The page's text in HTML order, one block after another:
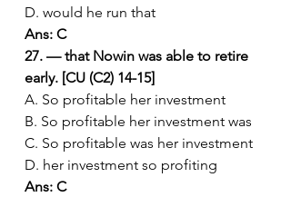
D. would he run that
Ans: C
27. — that Nowin was able to retire
early. [CU (C2) 14-15]
A. So profitable her investment
B. So profitable her investment was
C. So profitable was her investment
D. her investment so profiting
Ans: C